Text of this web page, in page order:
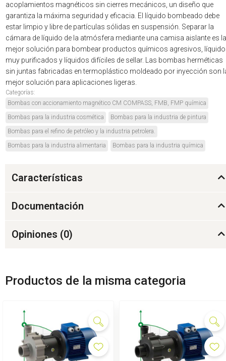
acoplamientos magnéticos sin cierres mecánicos, un diseño que
garantiza la máxima seguridad y eficacia. El líquido bombeado debe
estar limpio y libre de partículas sólidas en suspensión. Separar la
cámara de líquido de la atmósfera mediante una camisa aislante es la
mejor solución para bombear productos químicos agresivos,
muy purificados y líquidos difíciles de sellar. Las bombas herméticas
sin juntas fabricadas en termoplástico moldeado por inyección son
mejor solución para aplicaciones ligeras.
Categorías:
Bombas con accionamiento magnético CM COMPASS, FMB, FMP química
Bombas para la industria cosmética
Bombas para la industria de pintura
Bombas para el refino de petróleo y la industria petrolera.
Bombas para la industria alimentaria
Bombas para la industria química
Características
Documentación
Opiniones (0)
Productos de la misma categoria